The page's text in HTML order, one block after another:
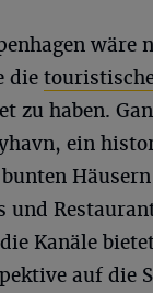
wäre
die
zu haben.
ein
und
Kanäle
auf die